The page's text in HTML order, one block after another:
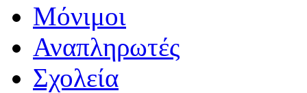
Μόνιμοι
Αναπληρωτές
Σχολεία